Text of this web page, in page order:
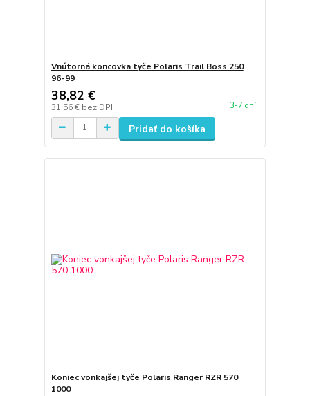
Vnútorná koncovka tyče Polaris Trail Boss 250
96-99
38,82 €
31,56 € bez DPH 3-7 dní
Pridať do košíka
Koniec vonkajšej tyče Polaris Ranger RZR 570
1000